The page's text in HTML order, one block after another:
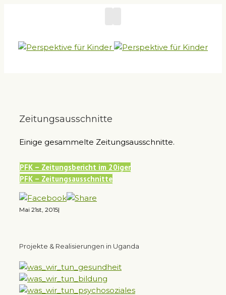
Zeitungsausschnitte
Einige gesammelte Zeitungsausschnitte.
PFK – Zeitungsbericht im 20iger
PFK – Zeitungsausschnitte
Mai 21st, 2015|
Projekte & Realisierungen in Uganda